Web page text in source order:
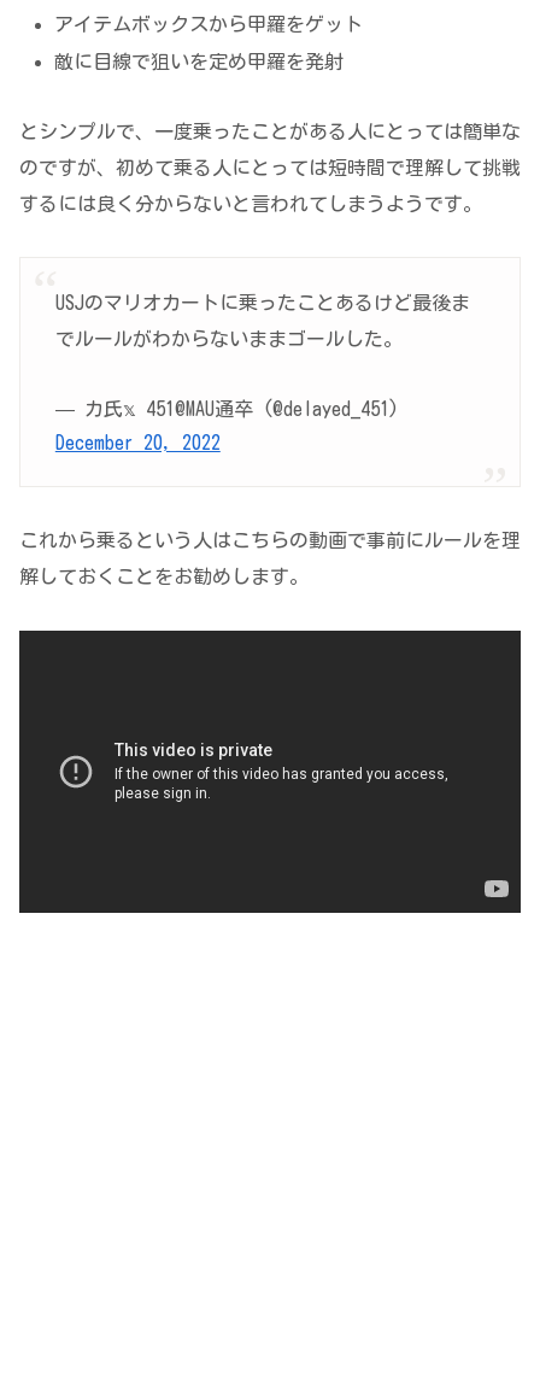
アイテムボックスから甲羅をゲット
敵に目線で狙いを定め甲羅を発射
とシンプルで、一度乗ったことがある人にとっては簡単な
のですが、初めて乗る人にとっては短時間で理解して挑戦
するには良く分からないと言われてしまうようです。
USJのマリオカートに乗ったことあるけど最後ま
でルールがわからないままゴールした。
— カ氏𝕩 451@MAU通卒 (@delayed_451)
December 20, 2022
これから乗るという人はこちらの動画で事前にルールを理
解しておくことをお勧めします。